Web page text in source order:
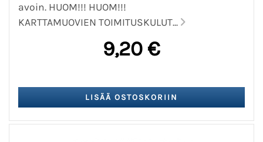
avoin. HUOM!!! HUOM!!!
KARTTAMUOVIEN TOIMITUSKULUT...
9,20 €